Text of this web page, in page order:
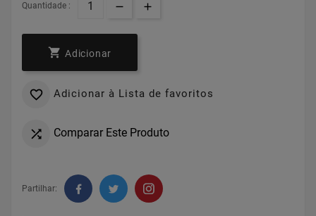
Quantidade :
 Adicionar
 Adicionar à Lista de favoritos
 Comparar Este Produto
Partilhar: